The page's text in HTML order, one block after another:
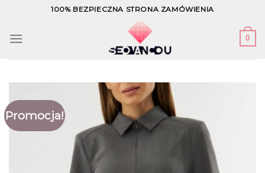
content
100% BEZPIECZNA STRONA ZAMÓWIENIA
0
Promocja!